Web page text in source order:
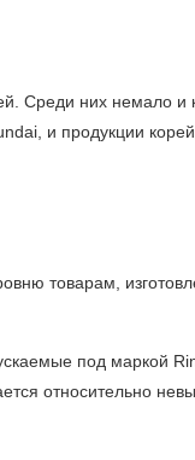
Среди них немало и
и продукции
товарам,
под маркой
относительно